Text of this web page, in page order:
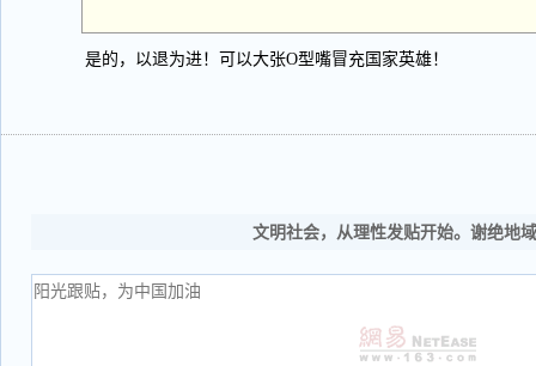
是的，以退为进！可以大张O型嘴冒充国家英雄！
文明社会，从理性发贴开始。谢绝地